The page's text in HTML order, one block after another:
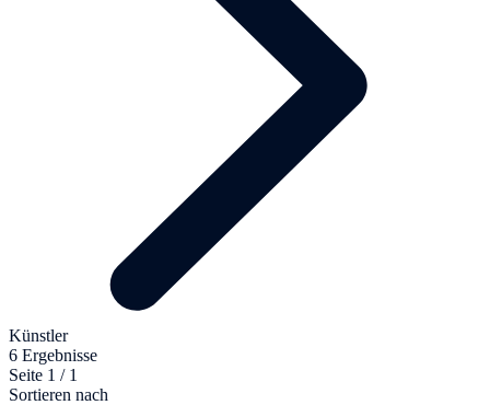
Künstler
6 Ergebnisse
Seite 1 / 1
Sortieren nach